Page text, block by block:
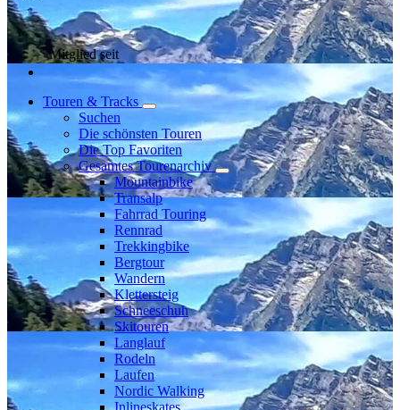
Mitglied seit
Touren & Tracks
Suchen
Die schönsten Touren
Die Top Favoriten
Gesamtes Tourenarchiv
Mountainbike
Transalp
Fahrrad Touring
Rennrad
Trekkingbike
Bergtour
Wandern
Klettersteig
Schneeschuh
Skitouren
Langlauf
Rodeln
Laufen
Nordic Walking
Inlineskates